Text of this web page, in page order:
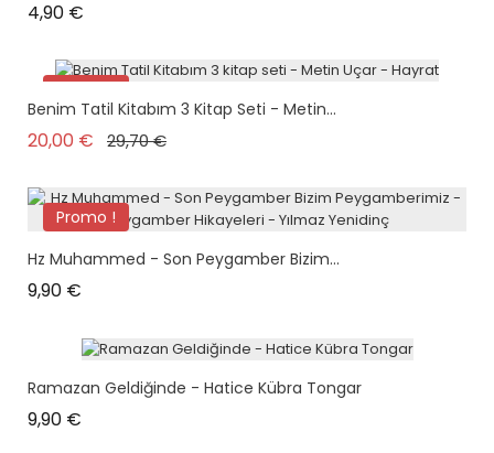
4,90 €
Promo !
Benim Tatil Kitabım 3 Kitap Seti - Metin...
20,00 € Prix de base
29,70 €Prix
Promo !
Hz Muhammed - Son Peygamber Bizim...
9,90 €
Ramazan Geldiğinde - Hatice Kübra Tongar
9,90 €